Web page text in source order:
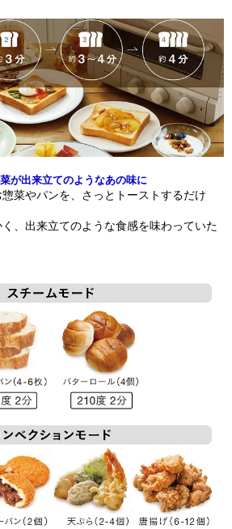
が出来立てのようなあの味に
菜やパンを、さっとトーストするだけ
、出来立てのような食感を味わっていた